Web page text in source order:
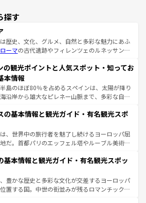
探す
歴史、文化、グルメ、自然と多彩な魅力にあふ
ローマの古代遺跡やフィレンツェのルネッサンス
カーナの美しい田園風景やアマルフィ海岸の絶
然景観も見逃せない。観光の合間には、本場の
タなど、絶品のイタリア料理を堪能することも
目覚めてから夜眠るまで、すべての瞬間を楽し
のイタリア情報はコンテンツ一覧を参照してほ
の観光ポイントと人気スポット・知ってお
本情報
島のほぼ80％を占めるスペインは、太陽が降り
沿岸から雄大なピレネー山脈まで、多彩な自然
くこの国では、情熱的なフラメンコ、熱気あふ
そして美味しいタパスが生活の一部となってい
ドリードの洗練された雰囲気や、バルセロナの
れた街角から、地方では古代ローマ遺跡や中世
によって風土や気候が異なるスペインはその個
覧 を参照してほしい。
の基本情報と観光ガイド・有名観光スポ
、世界中の旅行者を魅了し続けるヨーロッパ屈
だ。首都パリのエッフェル塔やルーブル美術館
魅力が詰まっている。華麗な宮殿、歴史的な大
いビーチ、そして豊かな自然が、訪れる者を心
る。また、フランスは美食の国としても知ら
ス料理はユネスコ無形文化遺産にも登録されて
基本情報と観光ガイド・有名観光スポッ
豊かな歴史と多彩な文化が交差するヨーロッパ
置する国。中世の街並みが残るロマンチック街